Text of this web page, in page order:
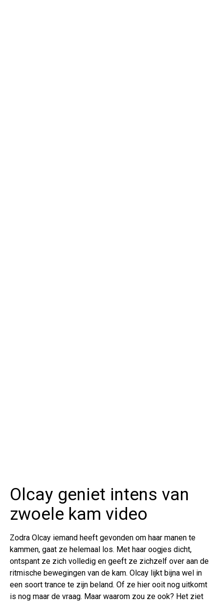
Olcay geniet intens van
zwoele kam video
Zodra Olcay iemand heeft gevonden om haar manen te
kammen, gaat ze helemaal los. Met haar oogjes dicht,
ontspant ze zich volledig en geeft ze zichzelf over aan de
ritmische bewegingen van de kam. Olcay lijkt bijna wel in
een soort trance te zijn beland. Of ze hier ooit nog uitkomt
is nog maar de vraag. Maar waarom zou ze ook? Het ziet